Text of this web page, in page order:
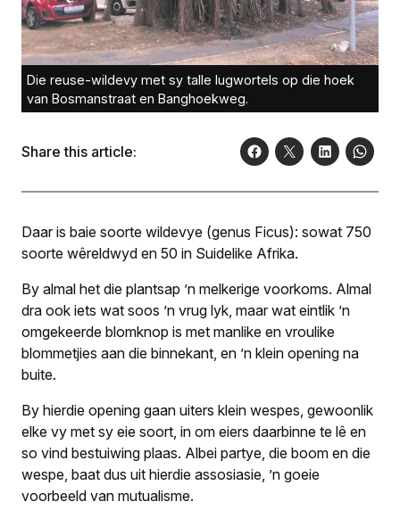
Die reuse-wildevy met sy talle lugwortels op die hoek
van Bosmanstraat en Banghoekweg.
Share this article:
Daar is baie soorte wildevye (genus Ficus): sowat 750
soorte wêreldwyd en 50 in Suidelike Afrika.
By almal het die plantsap ’n melkerige voorkoms. Almal
dra ook iets wat soos ’n vrug lyk, maar wat eintlik ’n
omgekeerde blomknop is met manlike en vroulike
blommetjies aan die binnekant, en ’n klein opening na
buite.
By hierdie opening gaan uiters klein wespes, gewoonlik
elke vy met sy eie soort, in om eiers daarbinne te lê en
so vind bestuiwing plaas. Albei partye, die boom en die
wespe, baat dus uit hierdie assosiasie, ’n goeie
voorbeeld van mutualisme.